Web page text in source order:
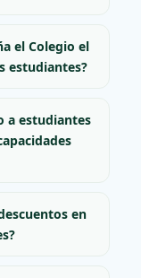
el Colegio el
estudiantes?
a estudiantes
en